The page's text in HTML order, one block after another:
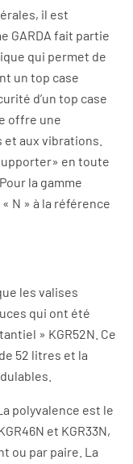
il est
GARDA fait partie
qui permet de
un top case
d’un top case
offre une
aux vibrations.
en toute
la gamme
N » à la référence
les valises
qui ont été
» KGR52N. Ce
52 litres et la
polyvalence est le
et KGR33N,
ou par paire. La